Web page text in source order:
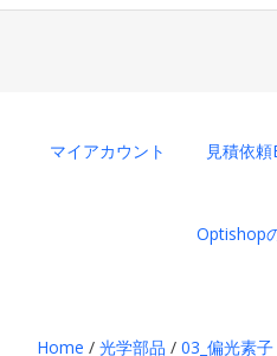
マイアカウント 見積依
Optishop
Home /光学部品 /03_偏光素子